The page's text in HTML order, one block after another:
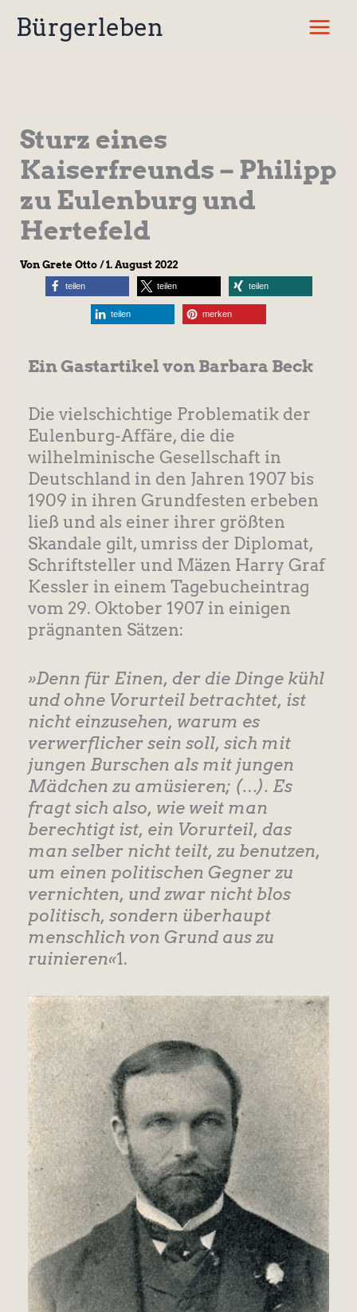
InhaltBürgerleben
Sturz eines
Kaiserfreunds – Philipp
zu Eulenburg und
Hertefeld
Von Grete Otto /1. August 2022
teilen teilen teilen
teilen merken
Ein Gastartikel von Barbara Beck
Die vielschichtige Problematik der
Eulenburg-Affäre, die die
wilhelminische Gesellschaft in
Deutschland in den Jahren 1907 bis
1909 in ihren Grundfesten erbeben
ließ und als einer ihrer größten
Skandale gilt, umriss der Diplomat,
Schriftsteller und Mäzen Harry Graf
Kessler in einem Tagebucheintrag
vom 29. Oktober 1907 in einigen
prägnanten Sätzen:
»Denn für Einen, der die Dinge kühl
und ohne Vorurteil betrachtet, ist
nicht einzusehen, warum es
verwerflicher sein soll, sich mit
jungen Burschen als mit jungen
Mädchen zu amüsieren; (…). Es
fragt sich also, wie weit man
berechtigt ist, ein Vorurteil, das
man selber nicht teilt, zu benutzen,
um einen politischen Gegner zu
vernichten, und zwar nicht blos
politisch, sondern überhaupt
menschlich von Grund aus zu
ruinieren«1.